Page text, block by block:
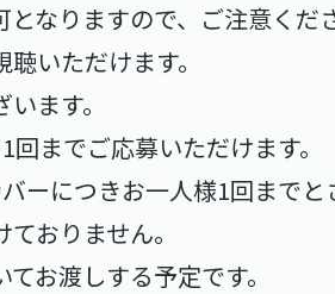
なりますので、ご注意くだ
いただけます。
ます。
までご応募いただけます。
ーにつきお一人様1回までと
おりません。
お渡しする予定です。